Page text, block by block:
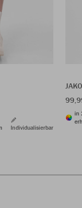
Individualisierbar
in